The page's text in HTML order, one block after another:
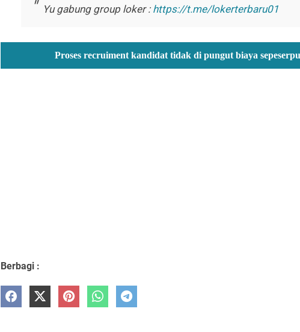
Yu gabung group loker : https://t.me/lokerterbaru01
Proses recruiment kandidat tidak di pungut biaya
Berbagi :